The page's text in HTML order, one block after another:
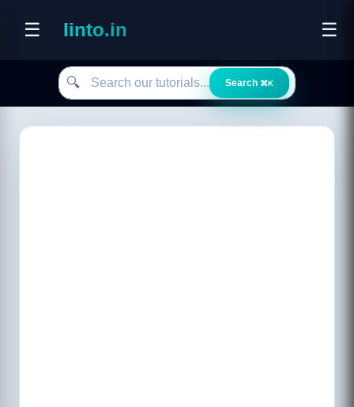
☰ linto.in ☰
Search our tutorials
🔍 Search ⌘K